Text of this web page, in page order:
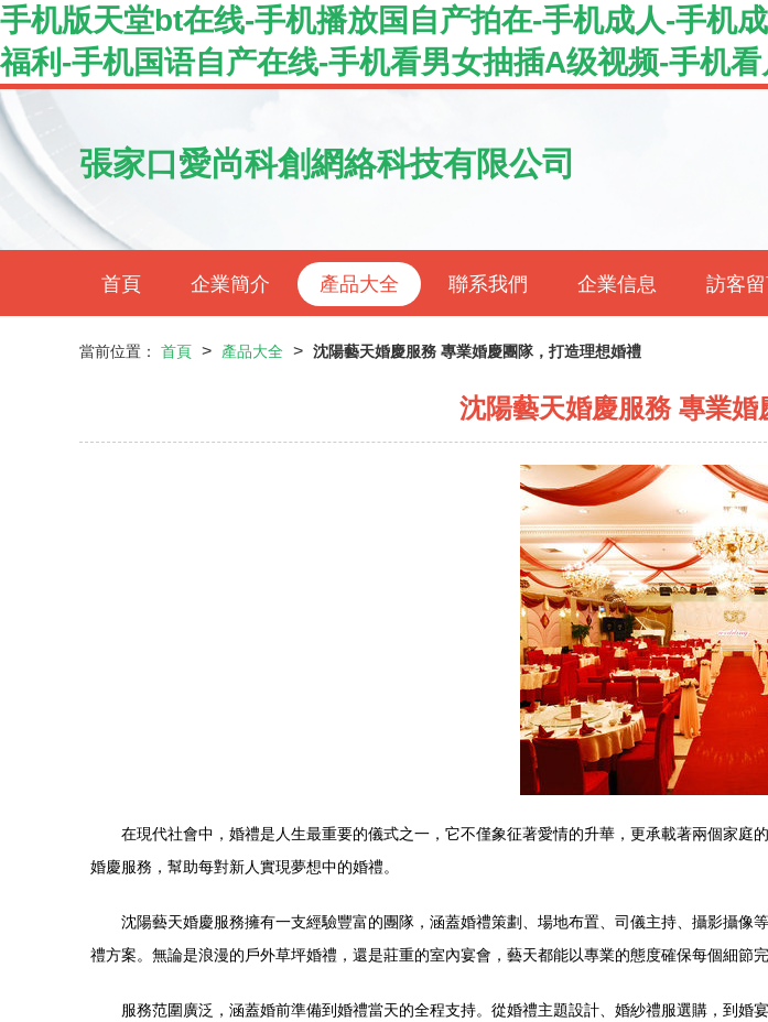
手机版天堂bt在线-手机播放国自产拍在-手机成人-手机
福利-手机国语自产在线-手机看男女抽插A级视频-手机
張家口愛尚科創網絡科技有限公司
首頁 企業簡介 產品大全 聯系我們 企業信息 訪客
當前位置： 首頁 > 產品大全 > 沈陽藝天婚慶服務 專業婚慶團隊，打造理想婚禮
沈陽藝天婚慶服務 專業
在現代社會中，婚禮是人生最重要的儀式之一，它不僅象征著愛情的升華，更承載著兩個家
婚慶服務，幫助每對新人實現夢想中的婚禮。
沈陽藝天婚慶服務擁有一支經驗豐富的團隊，涵蓋婚禮策劃、場地布置、司儀主持、攝影攝
禮方案。無論是浪漫的戶外草坪婚禮，還是莊重的室內宴會，藝天都能以專業的態度確保每個細節完
服務范圍廣泛，涵蓋婚前準備到婚禮當天的全程支持。從婚禮主題設計、婚紗禮服選購，到